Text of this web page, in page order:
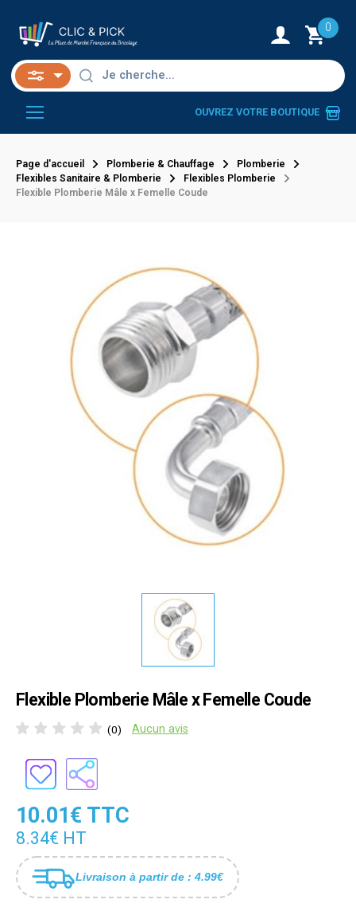
0
OUVREZ VOTRE BOUTIQUE
Page d'accueil Plomberie & Chauffage
Plomberie
Flexibles Sanitaire & Plomberie
Flexibles Plomberie
Flexible Plomberie Mâle x Femelle Coude
Flexible Plomberie Mâle x Femelle Coude
(0) Aucun avis
10.01€ TTC
8.34€ HT
Livraison à partir de : 4.99€